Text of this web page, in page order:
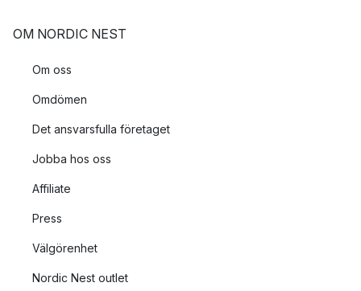
OM NORDIC NEST
Om oss
Omdömen
Det ansvarsfulla företaget
Jobba hos oss
Affiliate
Press
Välgörenhet
Nordic Nest outlet